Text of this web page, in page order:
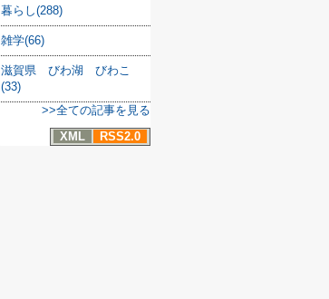
暮らし(288)
雑学(66)
滋賀県 びわ湖 びわこ
(33)
>>全ての記事を見る
XML
RSS2.0